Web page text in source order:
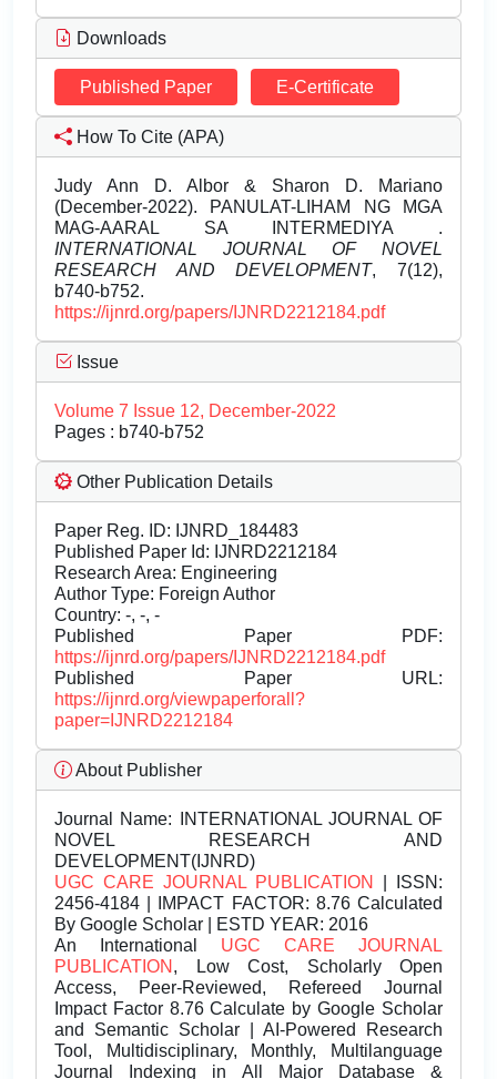
Downloads
Published Paper E-Certificate
How To Cite (APA)
Judy Ann D. Albor & Sharon D. Mariano
(December-2022). PANULAT-LIHAM NG MGA
MAG-AARAL SA INTERMEDIYA .
INTERNATIONAL JOURNAL OF NOVEL
RESEARCH AND DEVELOPMENT, 7(12),
b740-b752.
https://ijnrd.org/papers/IJNRD2212184.pdf
Issue
Volume 7 Issue 12, December-2022
Pages : b740-b752
Other Publication Details
Paper Reg. ID: IJNRD_184483
Published Paper Id: IJNRD2212184
Research Area: Engineering
Author Type: Foreign Author
Country: -, -, -
Published Paper PDF:
https://ijnrd.org/papers/IJNRD2212184.pdf
Published Paper URL:
https://ijnrd.org/viewpaperforall?
paper=IJNRD2212184
About Publisher
Journal Name: INTERNATIONAL JOURNAL OF
NOVEL RESEARCH AND
DEVELOPMENT(IJNRD)
UGC CARE JOURNAL PUBLICATION
| ISSN:
2456-4184 | IMPACT FACTOR: 8.76 Calculated
By Google Scholar | ESTD YEAR: 2016
An International UGC CARE JOURNAL
PUBLICATION , Low Cost, Scholarly Open
Access, Peer-Reviewed, Refereed Journal
Impact Factor 8.76 Calculate by Google Scholar
and Semantic Scholar | AI-Powered Research
Tool, Multidisciplinary, Monthly, Multilanguage
Journal Indexing in All Major Database &